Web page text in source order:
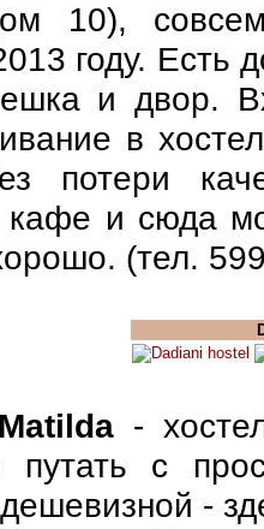
10),
году. Есть
и двор.
в
потери
и сюда
(тел.
-
с
-